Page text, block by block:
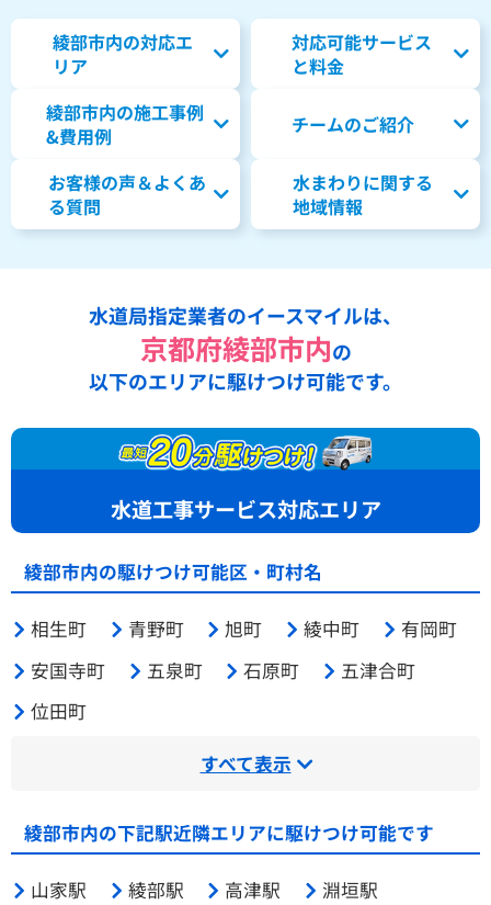
綾部市内の対応エ
リア
対応可能サービス
と料金
綾部市内の施工事例
&費用例
チームのご紹介
お客様の声＆よくあ
る質問
水まわりに関する
地域情報
水道局指定業者のイースマイルは、
京都府綾部市内の
以下のエリアに駆けつけ可能です。
水道工事サービス対応エリア
綾部市内の駆けつけ可能区・町村名
相生町 青野町 旭町 綾中町
有岡町
安国寺町
五泉町 石原町
五津合町
位田町
すべて表示
綾部市内の下記駅近隣エリアに駆けつけ可能です
山家駅 綾部駅 高津駅
淵垣駅